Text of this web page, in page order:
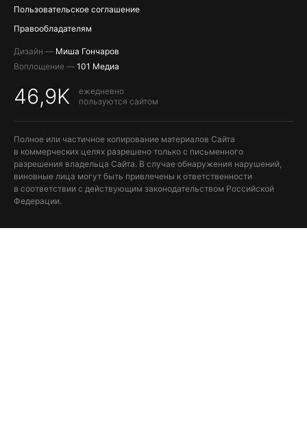
Пользовательское соглашение
Правообладателям
Дизайн — Миша Гончаров
Воплощение — 101 Медиа
46,9K
ежедневно
пользуются сайтом
Полное или частичное копирование материалов Сайта
в коммерческих целях разрешено только с письменного
разрешения владельца Сайта. В случае обнаружения нарушений,
виновные лица могут быть привлечены к ответственности
в соответствии с действующим законодательством Российской
Федерации.